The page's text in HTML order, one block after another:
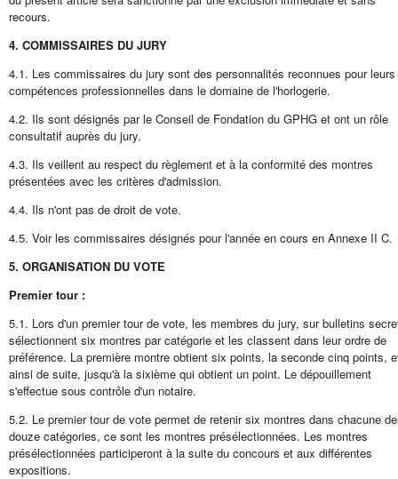
recours.
4. COMMISSAIRES DU JURY
4.1. Les commissaires du jury sont des personnalités reconnues pour leurs
compétences professionnelles dans le domaine de l'horlogerie.
4.2. Ils sont désignés par le Conseil de Fondation du GPHG et ont un rôle
consultatif auprès du jury.
4.3. Ils veillent au respect du règlement et à la conformité des montres
présentées avec les critères d'admission.
4.4. Ils n'ont pas de droit de vote.
4.5. Voir les commissaires désignés pour l'année en cours en Annexe II C.
5. ORGANISATION DU VOTE
Premier tour :
5.1. Lors d'un premier tour de vote, les membres du jury, sur bulletins
sélectionnent six montres par catégorie et les classent dans leur ordre de
préférence. La première montre obtient six points, la seconde cinq points,
ainsi de suite, jusqu'à la sixième qui obtient un point. Le dépouillement
s'effectue sous contrôle d'un notaire.
5.2. Le premier tour de vote permet de retenir six montres dans chacune
douze catégories, ce sont les montres présélectionnées. Les montres
présélectionnées participeront à la suite du concours et aux différentes
expositions.